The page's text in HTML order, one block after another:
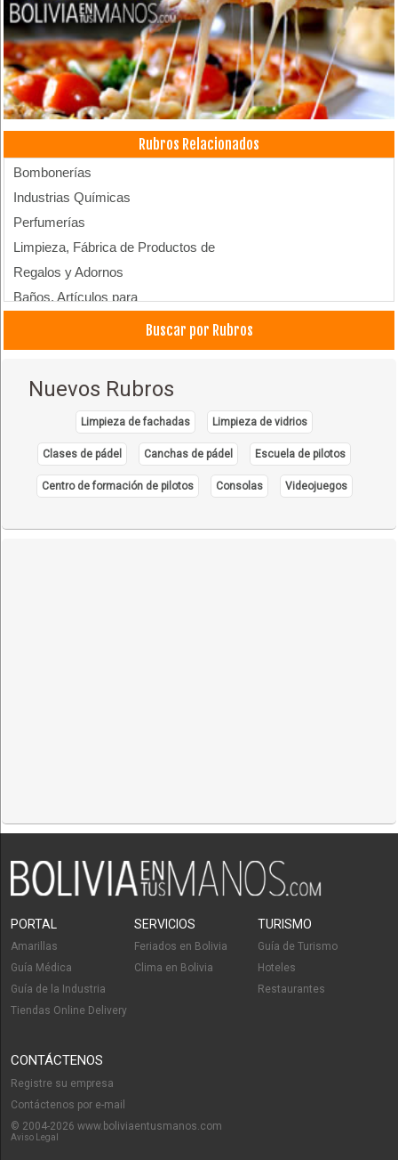
Rubros Relacionados
Bombonerías
Industrias Químicas
Perfumerías
Limpieza, Fábrica de Productos de
Regalos y Adornos
Baños, Artículos para
Buscar por Rubros
Nuevos Rubros
Limpieza de fachadas Limpieza de vidrios
Clases de pádel Canchas de pádel Escuela de pilotos
Centro de formación de pilotos Consolas Videojuegos
PORTAL
Amarillas
Guía Médica
Guía de la Industria
Tiendas Online Delivery
SERVICIOS
Feriados en Bolivia
Clima en Bolivia
TURISMO
Guía de Turismo
Hoteles
Restaurantes
CONTÁCTENOS
Registre su empresa
Contáctenos por e-mail
© 2004-2026 www.boliviaentusmanos.com
Aviso Legal